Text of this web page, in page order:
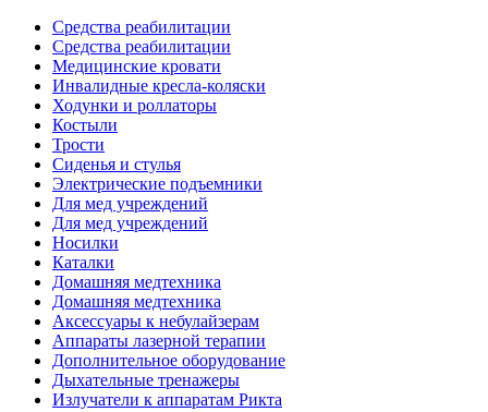
Средства реабилитации
Средства реабилитации
Медицинские кровати
Инвалидные кресла-коляски
Ходунки и роллаторы
Костыли
Трости
Сиденья и стулья
Электрические подъемники
Для мед учреждений
Для мед учреждений
Носилки
Каталки
Домашняя медтехника
Домашняя медтехника
Аксессуары к небулайзерам
Аппараты лазерной терапии
Дополнительное оборудование
Дыхательные тренажеры
Излучатели к аппаратам Рикта